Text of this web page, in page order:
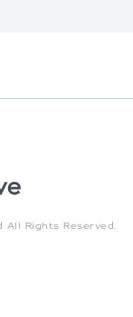
Rights Reserved.